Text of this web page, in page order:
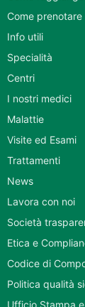
Come prenotare
Info utili
Specialità
Centri
I nostri medici
Malattie
Visite ed Esami
Trattamenti
News
Lavora con noi
Società
Etica e
Codice di
Politica qualità
Ufficio Stampa